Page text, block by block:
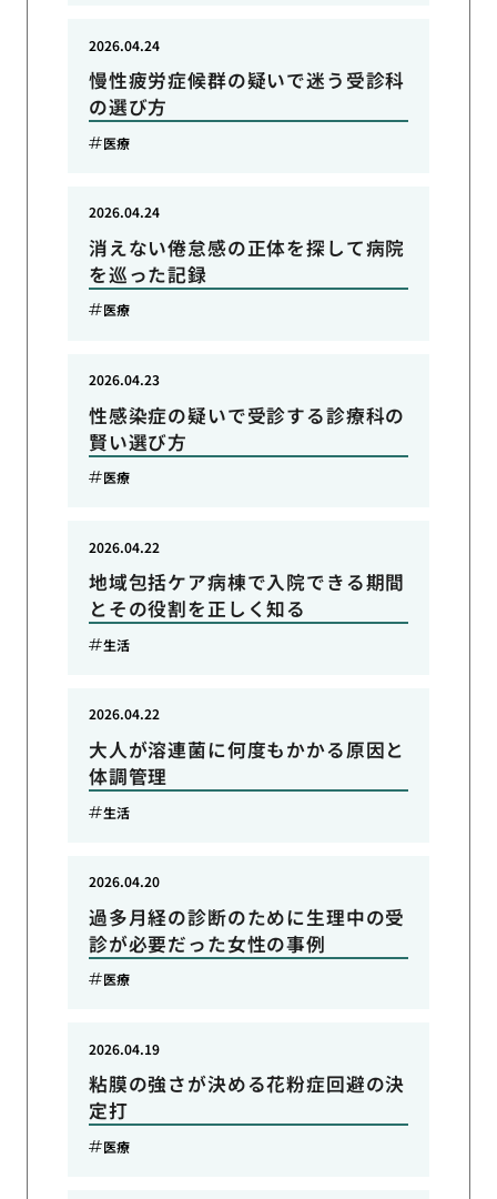
慢性疲労症候群の疑いで迷う受診科
の選び方
2026.04.24
医療
消えない倦怠感の正体を探して病院
を巡った記録
2026.04.24
医療
性感染症の疑いで受診する診療科の
賢い選び方
2026.04.23
医療
地域包括ケア病棟で入院できる期間
とその役割を正しく知る
2026.04.22
生活
大人が溶連菌に何度もかかる原因と
体調管理
2026.04.22
生活
過多月経の診断のために生理中の受
診が必要だった女性の事例
2026.04.20
医療
粘膜の強さが決める花粉症回避の決
定打
2026.04.19
医療